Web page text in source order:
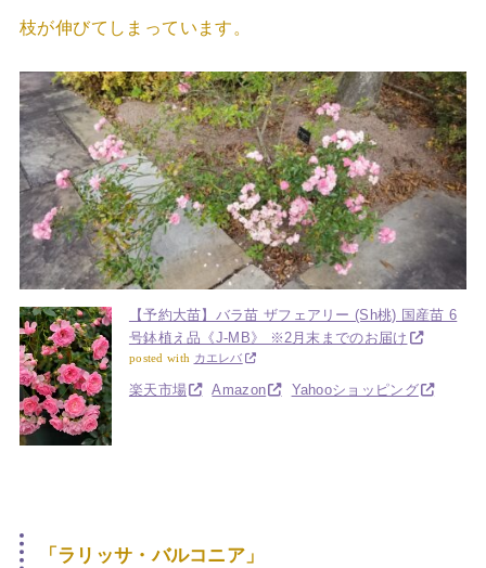
枝が伸びてしまっています。
【予約大苗】バラ苗 ザフェアリー (Sh桃) 国産苗 6
号鉢植え品《J-MB》 ※2月末までのお届け
posted with カエレバ
楽天市場 Amazon Yahooショッピング
「ラリッサ・バルコニア」